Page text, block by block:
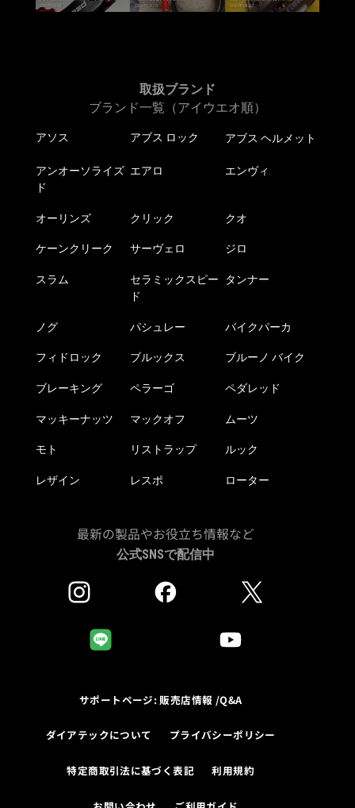
取扱ブランド
ブランド一覧（アイウエオ順）
アソス アブス ロック アブス ヘルメット
アンオーソライズ
ド
エアロ エンヴィ
オーリンズ クリック クオ
ケーンクリーク サーヴェロ ジロ
スラム
セラミックスピー
ド
タンナー
ノグ パシュレー バイクパーカ
フィドロック ブルックス ブルーノ バイク
ブレーキング ペラーゴ ペダレッド
マッキーナッツ マックオフ ムーツ
モト リストラップ ルック
レザイン レスポ ローター
最新の製品やお役立ち情報など
公式SNSで配信中
サポートページ: 販売店情報 /Q&A
ダイアテックについて プライバシーポリシー
特定商取引法に基づく表記 利用規約